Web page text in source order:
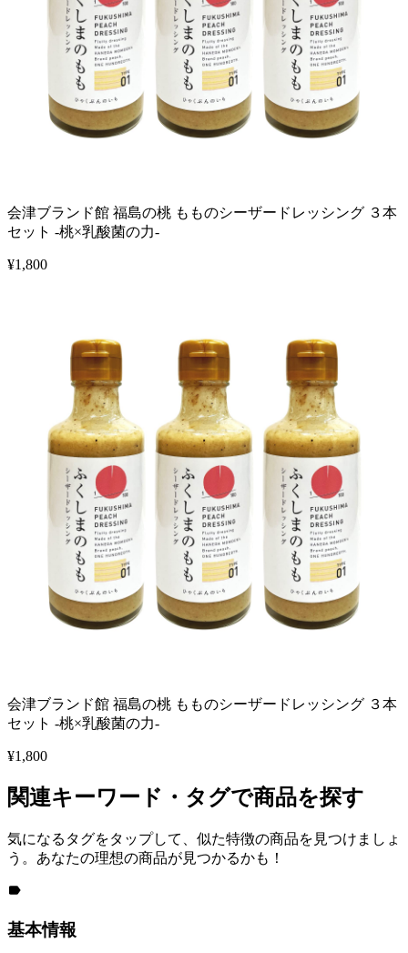
会津ブランド館 福島の桃 もものシーザードレッシング ３本
セット -桃×乳酸菌の力-
¥1,800
会津ブランド館 福島の桃 もものシーザードレッシング ３本
セット -桃×乳酸菌の力-
¥1,800
関連キーワード・タグで商品を探す
気になるタグをタップして、似た特徴の商品を見つけましょ
う。あなたの理想の商品が見つかるかも！
基本情報